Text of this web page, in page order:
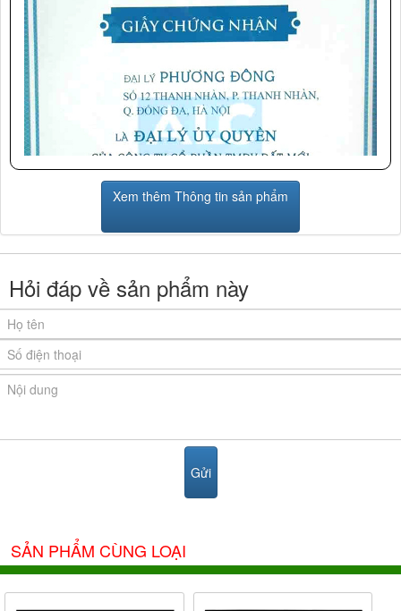
Ảnh giấy chứng nhận Nội Thất Phương Đông là đại lý cấp I
Xem thêm Thông tin sản phẩm
Hỏi đáp về sản phẩm này
SẢN PHẨM CÙNG LOẠI